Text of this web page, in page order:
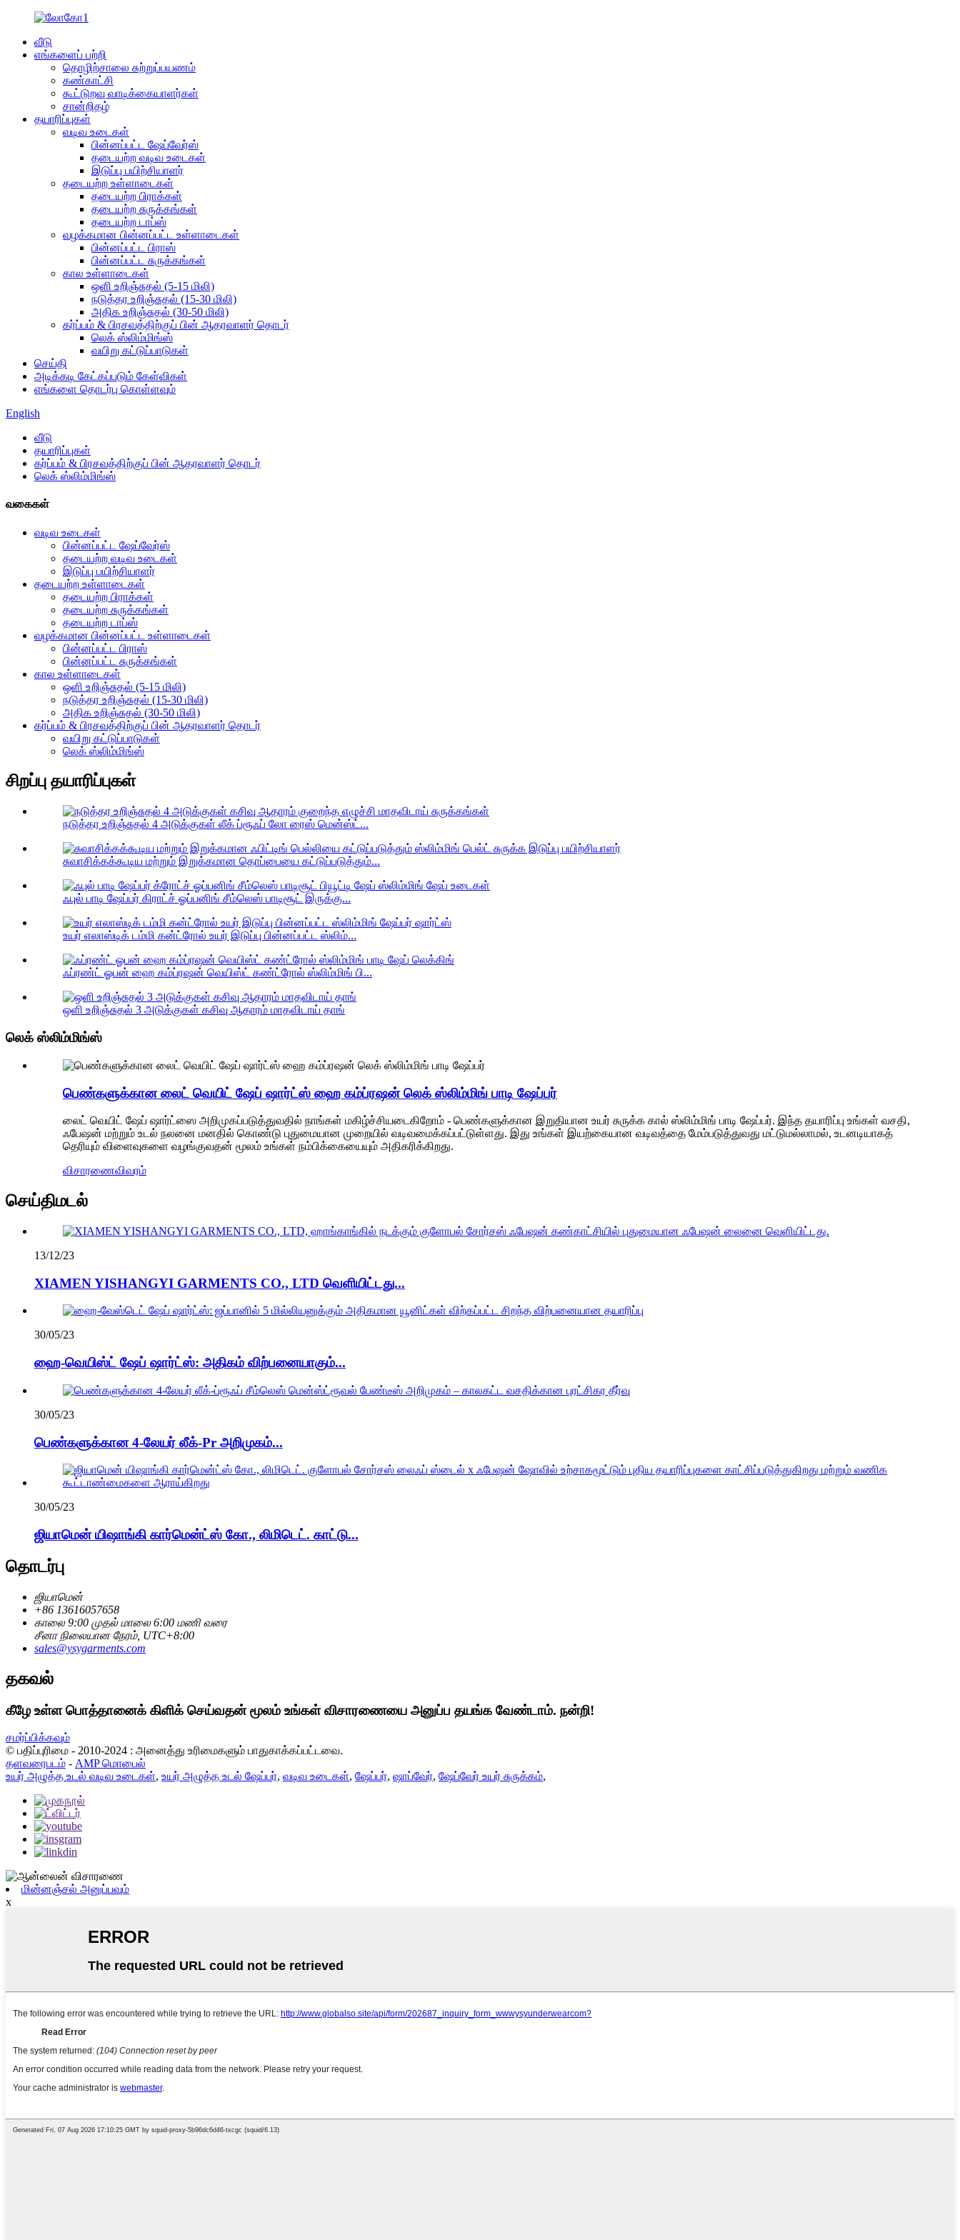
வீடு
எங்களைப் பற்றி
தொழிற்சாலை சுற்றுப்பயணம்
கண்காட்சி
கூட்டுறவு வாடிக்கையாளர்கள்
சான்றிதழ்
தயாரிப்புகள்
வடிவ உடைகள்
பின்னப்பட்ட ஷேப்வேர்ஸ்
தடையற்ற வடிவ உடைகள்
இடுப்பு பயிற்சியாளர்
தடையற்ற உள்ளாடைகள்
தடையற்ற பிராக்கள்
தடையற்ற சுருக்கங்கள்
தடையற்ற டாப்ஸ்
வழக்கமான பின்னப்பட்ட உள்ளாடைகள்
பின்னப்பட்ட பிராஸ்
பின்னப்பட்ட சுருக்கங்கள்
கால உள்ளாடைகள்
ஒளி உறிஞ்சுதல் (5-15 மிலி)
நடுத்தர உறிஞ்சுதல் (15-30 மிலி)
அதிக உறிஞ்சுதல் (30-50 மிலி)
கர்ப்பம் & பிரசவத்திற்குப் பின் ஆதரவாளர் தொடர்
லெக் ஸ்லிம்மிங்ஸ்
வயிறு கட்டுப்பாடுகள்
செய்தி
அடிக்கடி கேட்கப்படும் கேள்விகள்
எங்களை தொடர்பு கொள்ளவும்
English
வீடு
தயாரிப்புகள்
கர்ப்பம் & பிரசவத்திற்குப் பின் ஆதரவாளர் தொடர்
லெக் ஸ்லிம்மிங்ஸ்
வகைகள்
வடிவ உடைகள்
பின்னப்பட்ட ஷேப்வேர்ஸ்
தடையற்ற வடிவ உடைகள்
இடுப்பு பயிற்சியாளர்
தடையற்ற உள்ளாடைகள்
தடையற்ற பிராக்கள்
தடையற்ற சுருக்கங்கள்
தடையற்ற டாப்ஸ்
வழக்கமான பின்னப்பட்ட உள்ளாடைகள்
பின்னப்பட்ட பிராஸ்
பின்னப்பட்ட சுருக்கங்கள்
கால உள்ளாடைகள்
ஒளி உறிஞ்சுதல் (5-15 மிலி)
நடுத்தர உறிஞ்சுதல் (15-30 மிலி)
அதிக உறிஞ்சுதல் (30-50 மிலி)
கர்ப்பம் & பிரசவத்திற்குப் பின் ஆதரவாளர் தொடர்
வயிறு கட்டுப்பாடுகள்
லெக் ஸ்லிம்மிங்ஸ்
சிறப்பு தயாரிப்புகள்
நடுத்தர உறிஞ்சுதல் 4 அடுக்குகள் லீக் ப்ரூஃப் லோ ரைஸ் மென்ஸ்ட்...
சுவாசிக்கக்கூடிய மற்றும் இறுக்கமான தொப்பையை கட்டுப்படுத்தும்...
ஃபுல் பாடி ஷேப்பர் கிராட்ச் ஓப்பனிங் சீம்லெஸ் பாடிசூட் இருக்கு...
உயர் எலாஸ்டிக் டம்மி கன்ட்ரோல் உயர் இடுப்பு பின்னப்பட்ட ஸ்லிம்...
ஃப்ரண்ட் ஓபன் ஹை கம்ப்ரஷன் வெயிஸ்ட் கண்ட்ரோல் ஸ்லிம்மிங் பி...
ஒளி உறிஞ்சுதல் 3 அடுக்குகள் கசிவு ஆதாரம் மாதவிடாய் தாங்
லெக் ஸ்லிம்மிங்ஸ்
பெண்களுக்கான லைட் வெயிட் ஷேப் ஷார்ட்ஸ் ஹை கம்ப்ரஷன் லெக் ஸ்லிம்மிங் பாடி ஷேப்பர்
லைட் வெயிட் ஷேப் ஷார்ட்ஸை அறிமுகப்படுத்துவதில் நாங்கள் மகிழ்ச்சியடைகிறோம் - பெண்களுக்கான இறுதியான உயர் சுருக்க கால் ஸ்லிம்மிங் பாடி ஷேப்பர். இந்த தயாரிப்பு உங்கள் வசதி,
ஃபேஷன் மற்றும் உடல் நலனை மனதில் கொண்டு புதுமையான முறையில் வடிவமைக்கப்பட்டுள்ளது. இது உங்கள் இயற்கையான வடிவத்தை மேம்படுத்துவது மட்டுமல்லாமல், உடனடியாகத்
தெரியும் விளைவுகளை வழங்குவதன் மூலம் உங்கள் நம்பிக்கையையும் அதிகரிக்கிறது.
விசாரணைவிவரம்
செய்திமடல்
13/12/23
XIAMEN YISHANGYI GARMENTS CO., LTD வெளியிட்டது...
30/05/23
ஹை-வெயிஸ்ட் ஷேப் ஷார்ட்ஸ்: அதிகம் விற்பனையாகும்...
30/05/23
பெண்களுக்கான 4-லேயர் லீக்-Pr அறிமுகம்...
30/05/23
ஜியாமென் யிஷாங்கி கார்மென்ட்ஸ் கோ., லிமிடெட். காட்டு...
தொடர்பு
ஜியாமென்
+86 13616057658
காலை 9:00 முதல் மாலை 6:00 மணி வரை
சீனா நிலையான நேரம், UTC+8:00
sales@ysygarments.com
தகவல்
கீழே உள்ள பொத்தானைக் கிளிக் செய்வதன் மூலம் உங்கள் விசாரணையை அனுப்ப தயங்க வேண்டாம். நன்றி!
சமர்ப்பிக்கவும்
© பதிப்புரிமை - 2010-2024 : அனைத்து உரிமைகளும் பாதுகாக்கப்பட்டவை.
தளவரைபடம் - AMP மொபைல்
உயர் அழுத்த உடல் வடிவ உடைகள், உயர் அழுத்த உடல் ஷேப்பர், வடிவ உடைகள், ஷேப்பர், ஷாப்வேர், ஷேப்வேர் உயர் சுருக்கம்,
மின்னஞ்சல் அனுப்பவும்
x